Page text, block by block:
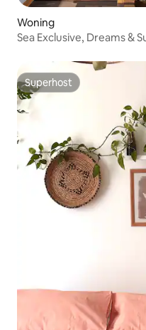
Woning
Sea Exclusive, Dreams &
Superhost
Superhost